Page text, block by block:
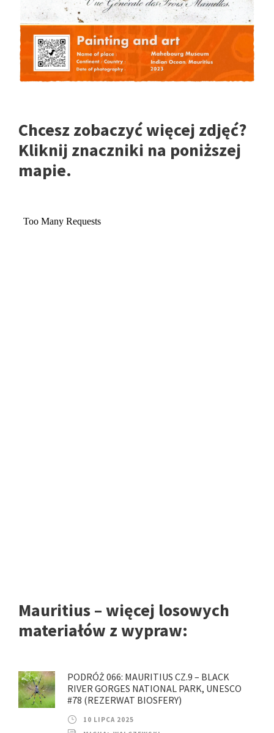
Chcesz zobaczyć więcej zdjęć?
Kliknij znaczniki na poniższej
mapie.
Mauritius – więcej losowych
materiałów z wypraw:
PODRÓŻ 066: MAURITIUS CZ.9 – BLACK
RIVER GORGES NATIONAL PARK, UNESCO
#78 (REZERWAT BIOSFERY)
10 LIPCA 2025